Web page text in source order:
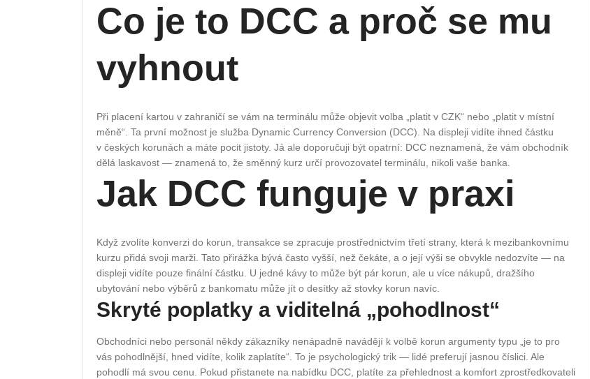
Co je to DCC a proč se mu
vyhnout
Při placení kartou v zahraničí se vám na terminálu může objevit volba „platit v CZK“ nebo „platit v místní
měně“. Ta první možnost je služba Dynamic Currency Conversion (DCC). Na displeji vidíte ihned částku
v českých korunách a máte pocit jistoty. Já ale doporučuji být opatrní: DCC neznamená, že vám obchodník
dělá laskavost — znamená to, že směnný kurz určí provozovatel terminálu, nikoli vaše banka.
Jak DCC funguje v praxi
Když zvolíte konverzi do korun, transakce se zpracuje prostřednictvím třetí strany, která k mezibankovnímu
kurzu přidá svoji marži. Tato přirážka bývá často vyšší, než čekáte, a o její výši se obvykle nedozvíte — na
displeji vidíte pouze finální částku. U jedné kávy to může být pár korun, ale u více nákupů, dražšího
ubytování nebo výběrů z bankomatu může jít o desítky až stovky korun navíc.
Skryté poplatky a viditelná „pohodlnost“
Obchodníci nebo personál někdy zákazníky nenápadně navádějí k volbě korun argumenty typu „je to pro
vás pohodlnější, hned vidíte, kolik zaplatíte“. To je psychologický trik — lidé preferují jasnou číslici. Ale
pohodlí má svou cenu. Pokud přistanete na nabídku DCC, platíte za přehlednost a komfort zprostředkovateli